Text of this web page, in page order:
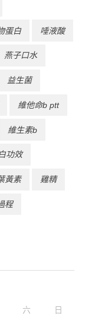
蛋白 唾液酸
燕子口水
益生菌
維他命b ptt
維生素b
功效
黃素 雞精
程
六 日